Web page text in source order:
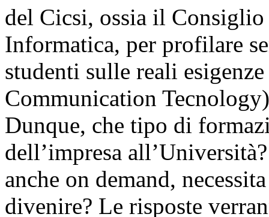
del Cicsi, ossia il
Informatica, per profilare
studenti sulle reali
Communication
Dunque, che tipo di
dell’impresa
anche on demand,
divenire? Le risposte